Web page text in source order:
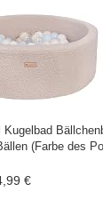
(Farbe des
€